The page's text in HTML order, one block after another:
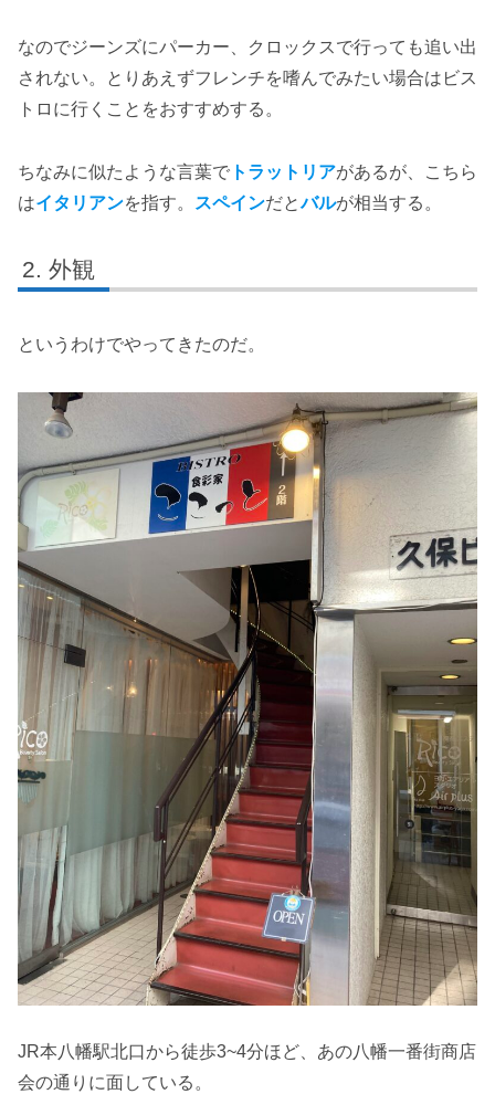
なのでジーンズにパーカー、クロックスで行っても追い出
されない。とりあえずフレンチを嗜んでみたい場合はビス
トロに行くことをおすすめする。
ちなみに似たような言葉で トラットリアがあるが、こちら
はイタリアンを指す。 スペインだとバルが相当する。
外観
というわけでやってきたのだ。
JR本八幡駅北口から徒歩3~4分ほど、あの八幡一番街商店
会の通りに面している。